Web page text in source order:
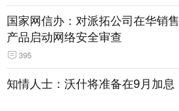
国家网信办：对派拓公司在华销售
产品启动网络安全审查
395
知情人士：沃什将准备在9月加息